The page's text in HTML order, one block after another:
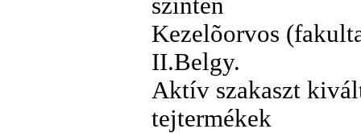
szinten
Kezelõorvos
II.Belgy.
Aktív szakaszt
tejtermékek